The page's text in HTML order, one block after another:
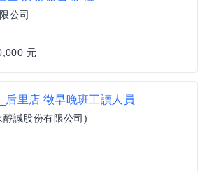
公司
元
后里店 徵早晚班工讀人員
誠股份有限公司)